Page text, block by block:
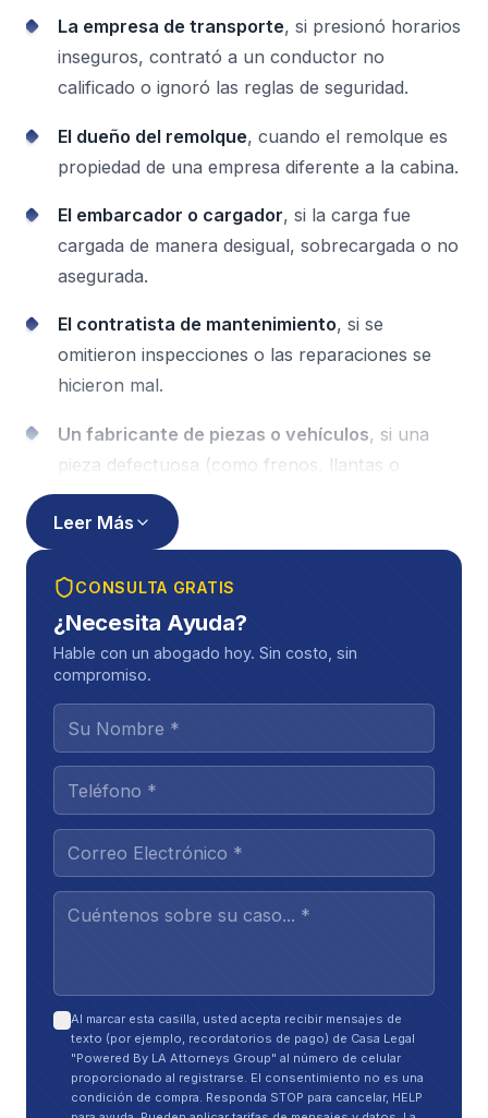
La empresa de transporte, si presionó horarios
inseguros, contrató a un conductor no
calificado o ignoró las reglas de seguridad.
El dueño del remolque, cuando el remolque es
propiedad de una empresa diferente a la cabina.
El embarcador o cargador, si la carga fue
cargada de manera desigual, sobrecargada o no
asegurada.
El contratista de mantenimiento, si se
omitieron inspecciones o las reparaciones se
hicieron mal.
Un fabricante de piezas o vehículos, si una
pieza defectuosa (como frenos, llantas o
componentes de dirección) tuvo un papel.
Más partes pueden significarmás cobertura de
seguro disponible, lo cual importa cuando sus
gastos médicos e ingresos perdidos se acumulan.
Pero también significa más señalamientos, con cada
empresa tratando de pasar la culpa a alguien más.
La evidencia clave puede desaparecer
rápidamente si no actúa
En un caso de camión, la evidencia frecuentemente
está en manos de la empresa de transporte o
terceros, no en las suyas. Y parte de ella es
sensible al tiempo.
electrónicos que muestran horas y descanso)
Datos de la caja negra(velocidad, frenado y
otros detalles de conducción)
Leer Más
CONSULTA GRATIS
¿Necesita Ayuda?
Hable con un abogado hoy. Sin costo, sin
compromiso.
Al marcar esta casilla, usted acepta recibir mensajes de
texto (por ejemplo, recordatorios de pago) de Casa Legal
"Powered By LA Attorneys Group" al número de celular
proporcionado al registrarse. El consentimiento no es una
condición de compra. Responda STOP para cancelar, HELP